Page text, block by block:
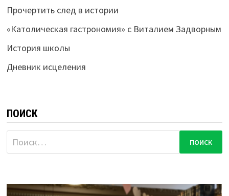
Прочертить след в истории
«Католическая гастрономия» с Виталием Задворным
История школы
Дневник исцеления
ПОИСК
Найти: